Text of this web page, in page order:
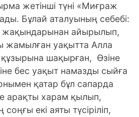
жетінші түні «Миғраж
Бұлай аталуының себебі:
жақындарынан айырылып,
жамылған уақытта Алла
құзырына шақырған, Өзіне
бес уақыт намазды сыйға
қатар бұл сапарда
арақты харам қылып,
соңғы екі аяты түсіріліп,